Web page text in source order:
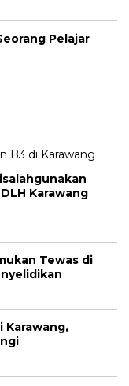
Pelajar
Karawang
Tewas di
Karawang,